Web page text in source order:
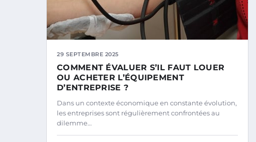
29 SEPTEMBRE 2025
COMMENT ÉVALUER S’IL FAUT LOUER
OU ACHETER L’ÉQUIPEMENT
D’ENTREPRISE ?
Dans un contexte économique en constante évolution,
les entreprises sont régulièrement confrontées au
dilemme…